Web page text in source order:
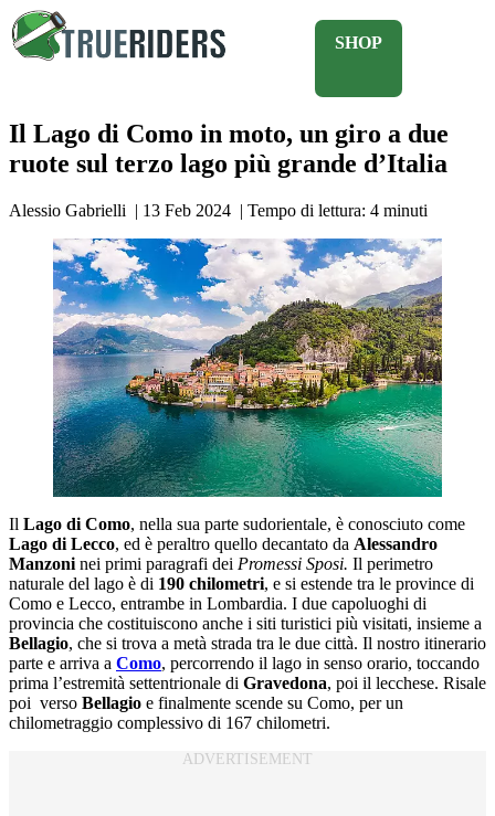
SHOP
Il Lago di Como in moto, un giro a due
ruote sul terzo lago più grande d’Italia
Alessio Gabrielli | 13 Feb 2024 | Tempo di lettura: 4 minuti
Il Lago di Como, nella sua parte sudorientale, è conosciuto come
Lago di Lecco, ed è peraltro quello decantato da Alessandro
Manzoninei primi paragrafi dei Promessi Sposi. Il perimetro
naturale del lago è di 190 chilometri, e si estende tra le province di
Como e Lecco, entrambe in Lombardia. I due capoluoghi di
provincia che costituiscono anche i siti turistici più visitati, insieme a
Bellagio, che si trova a metà strada tra le due città. Il nostro itinerario
parte e arriva a Como, percorrendo il lago in senso orario, toccando
prima l’estremità settentrionale di Gravedona, poi il lecchese. Risale
poi verso Bellagio e finalmente scende su Como, per un
chilometraggio complessivo di 167 chilometri.